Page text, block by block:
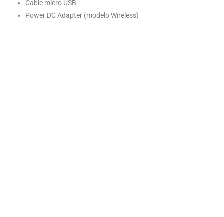
Cable micro USB
Power DC Adapter (modelo Wireless)